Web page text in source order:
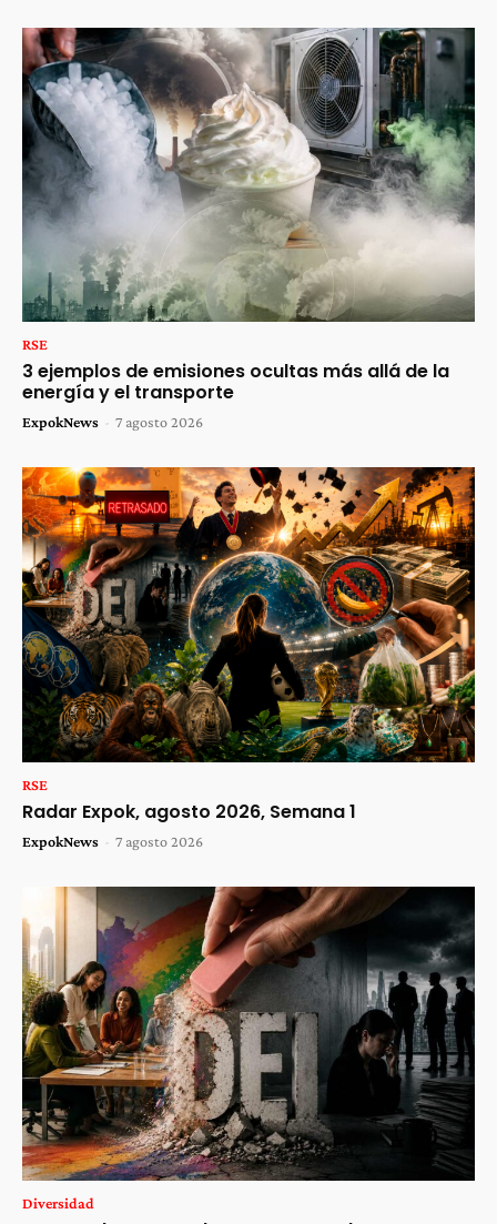
RSE
3 ejemplos de emisiones ocultas más allá de la
energía y el transporte
ExpokNews - 7 agosto 2026
RSE
Radar Expok, agosto 2026, Semana 1
ExpokNews - 7 agosto 2026
Diversidad